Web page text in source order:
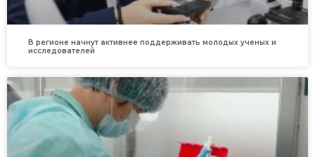
В регионе начнут активнее поддерживать молодых ученых и
исследователей